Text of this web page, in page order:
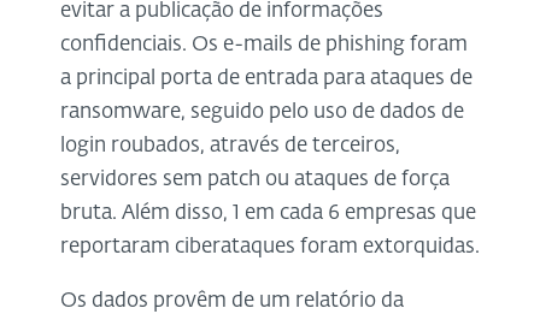
evitar a publicação de informações
confidenciais. Os e-mails de phishing foram
a principal porta de entrada para ataques de
ransomware, seguido pelo uso de dados de
login roubados, através de terceiros,
servidores sem patch ou ataques de força
bruta. Além disso, 1 em cada 6 empresas que
reportaram ciberataques foram extorquidas.
Os dados provêm de um relatório da